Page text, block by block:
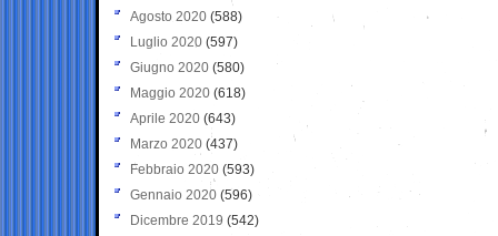
Agosto 2020 (588)
Luglio 2020 (597)
Giugno 2020 (580)
Maggio 2020 (618)
Aprile 2020 (643)
Marzo 2020 (437)
Febbraio 2020 (593)
Gennaio 2020 (596)
Dicembre 2019 (542)